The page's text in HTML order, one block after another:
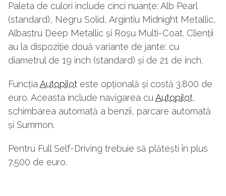
Paleta de culori include cinci nuanțe: Alb Pearl
(standard), Negru Solid, Argintiu Midnight Metallic,
Albastru Deep Metallic și Roșu Multi-Coat. Clienții
au la dispoziție două variante de jante: cu
diametrul de 19 inch (standard) și de 21 de inch.
FuncțiaAutopilot este opțională și costă 3.800 de
euro. Aceasta include navigarea cuAutopilot,
schimbarea automată a benzii, parcare automată
și Summon.
Pentru Full Self-Driving trebuie să plătești în plus
7.500 de euro.